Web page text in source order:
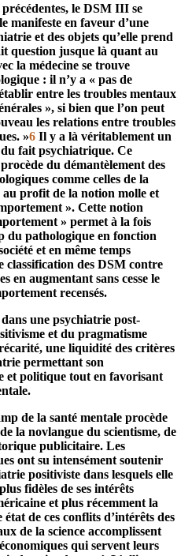
le DSM III se
manifeste en faveur d’une
et des objets qu’elle prend
question jusque là quant au
la médecine se trouve
: il n’y a « pas de
entre les troubles mentaux
», si bien que l’on peut
les relations entre troubles
»6 Il y a là véritablement un
fait psychiatrique. Ce
du démantèlement des
comme celles de la
au profit de la notion molle et
». Cette notion
» permet à la fois
du pathologique en fonction
et en même temps
classification des DSM contre
en augmentant sans cesse le
recensés.
une psychiatrie post-
et du pragmatisme
une liquidité des critères
permettant son
et politique tout en favorisant
de la santé mentale procède
la novlangue du scientisme, de
publicitaire. Les
ont su intensément soutenir
positiviste dans lesquels elle
fidèles de ses intérêts
et plus récemment la
de ces conflits d’intérêts des
de la science accomplissent
qui servent leurs